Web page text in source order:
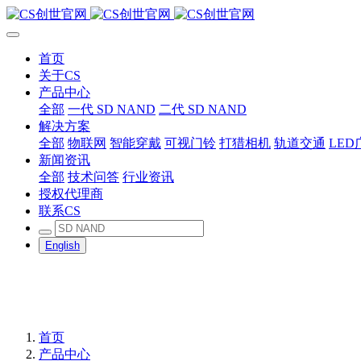
首页
关于CS
产品中心
全部 一代 SD NAND 二代 SD NAND
解决方案
全部 物联网 智能穿戴 可视门铃 打猎相机 轨道交通 LED
新闻资讯
全部 技术问答 行业资讯
授权代理商
联系CS
English
首页
产品中心